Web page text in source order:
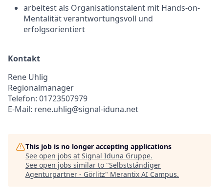
arbeitest als Organisationstalent mit Hands-on-
Mentalität verantwortungsvoll und
erfolgsorientiert
Kontakt
Rene Uhlig
Regionalmanager
Telefon: 01723507979
E-Mail: rene.uhlig@signal-iduna.net
This job is no longer accepting applications
See open jobs at Signal Iduna Gruppe.
See open jobs similar to "Selbstständiger
Agenturpartner - Görlitz" Merantix AI Campus.